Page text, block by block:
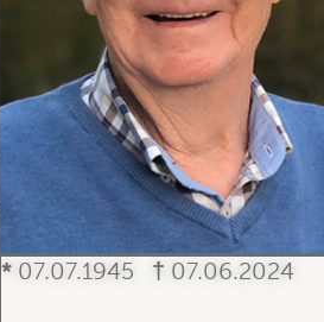
* 07.07.1945 † 07.06.2024